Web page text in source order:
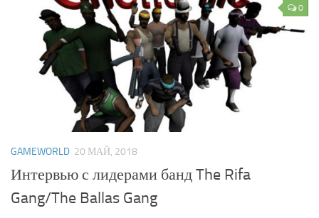
0
GAMEWORLD 20 МАЙ, 2018
Интервью с лидерами банд The Rifa
Gang/The Ballas Gang